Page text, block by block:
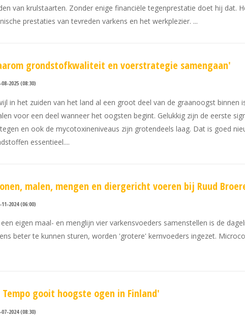
van krulstaarten. Zonder enige financiële tegenprestatie doet hij dat.
prestaties van tevreden varkens en het werkplezier.
grondstofkwaliteit en voerstrategie samengaan'
08-2025 (08:30)
in het zuiden van het land al een groot deel van de graanoogst
voor een deel wanneer het oogsten begint. Gelukkig zijn de eerste
en ook de mycotoxineniveaus zijn grotendeels laag. Dat is goed
essentieel.
malen, mengen en diergericht voeren bij Ruud
11-2024 (06:00)
eigen maal- en menglijn vier varkensvoeders samenstellen is de
beter te kunnen sturen, worden 'grotere' kernvoeders ingezet.
Tempo gooit hoogste ogen in Finland'
07-2024 (08:30)